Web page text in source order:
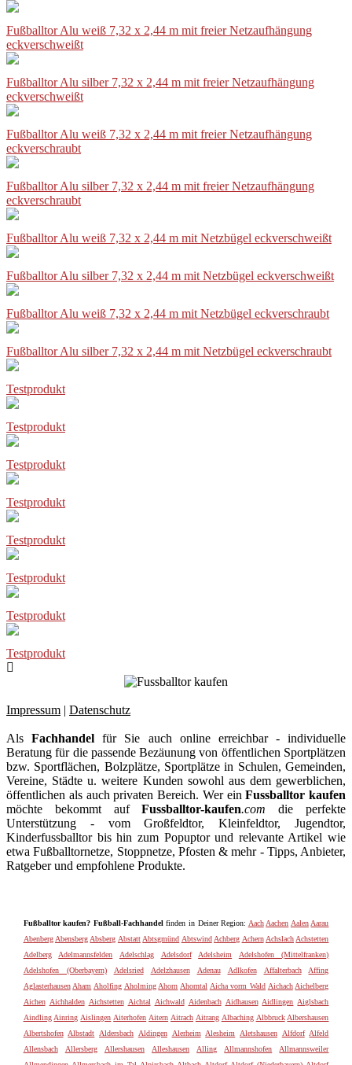
Fußballtor Alu weiß 7,32 x 2,44 m mit freier Netzaufhängung
eckverschweißt
Fußballtor Alu silber 7,32 x 2,44 m mit freier Netzaufhängung
eckverschweißt
Fußballtor Alu weiß 7,32 x 2,44 m mit freier Netzaufhängung
eckverschraubt
Fußballtor Alu silber 7,32 x 2,44 m mit freier Netzaufhängung
eckverschraubt
Fußballtor Alu weiß 7,32 x 2,44 m mit Netzbügel eckverschweißt
Fußballtor Alu silber 7,32 x 2,44 m mit Netzbügel eckverschweißt
Fußballtor Alu weiß 7,32 x 2,44 m mit Netzbügel eckverschraubt
Fußballtor Alu silber 7,32 x 2,44 m mit Netzbügel eckverschraubt
Testprodukt
Testprodukt
Testprodukt
Testprodukt
Testprodukt
Testprodukt
Testprodukt
Testprodukt
Impressum | Datenschutz
AlsFachhandel für Sie auch online erreichbar - individuelle
Beratung für die passende Bezäunung von öffentlichen Sportplätzen
bzw. Sportflächen, Bolzplätze, Sportplätze in Schulen, Gemeinden,
Vereine, Städte u. weitere Kunden sowohl aus dem gewerblichen,
öffentlichen als auch privaten Bereich. Wer einFussballtor kaufen
möchte bekommt aufFussballtor-kaufen.com die perfekte
Unterstützung - vom Großfeldtor, Kleinfeldtor, Jugendtor,
Kinderfussballtor bis hin zum Popuptor und relevante Artikel wie
etwa Fußballtornetze, Stoppnetze, Pfosten & mehr - Tipps, Anbieter,
Ratgeber und empfohlene Produkte.
Fußballtor kaufen? Fußball-Fachhandelfinden in Deiner Region: Aach Aachen Aalen Aarau
Abenberg Abensberg Absberg Abstatt Abtsgmünd Abtswind Achberg Achern Achslach Achstetten
Adelberg
Adelmannsfelden Adelschlag Adelsdorf Adelsheim
Adelshofen (Mittelfranken)
Adelshofen (Oberbayern)
Adelsried Adelzhausen Adenau Adlkofen Affalterbach
Affing
Aglasterhausen Aham Aholfing Aholming Ahorn Ahorntal Aicha vorm Wald Aichach Aichelberg
Aichen Aichhalden Aichstetten Aichtal Aichwald Aidenbach Aidhausen Aidlingen Aiglsbach
Aindling Ainring Aislingen Aiterhofen Aitern Aitrach Aitrang Albaching Albbruck Albershausen
Albertshofen Albstadt Aldersbach Aldingen Alerheim Alesheim Aletshausen Alfdorf Alfeld
Allensbach
Allersberg Allershausen Alleshausen Alling Allmannshofen
Allmannsweiler